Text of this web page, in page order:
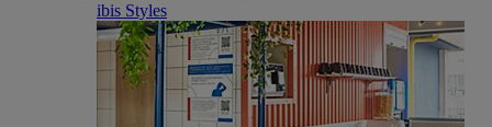
ibis Styles